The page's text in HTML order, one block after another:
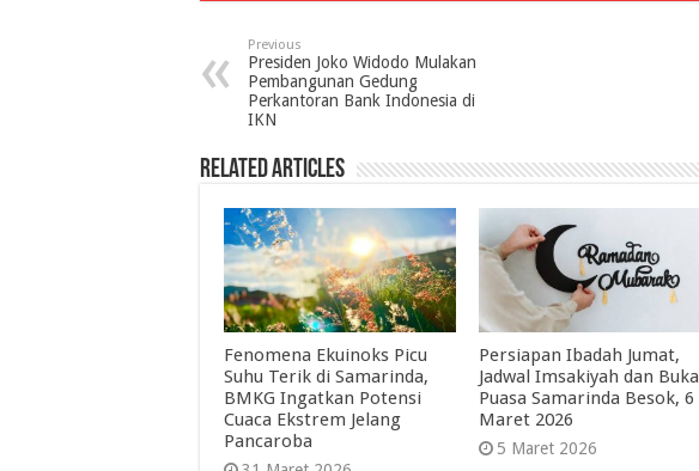
Previous
Presiden Joko Widodo Mulakan
Pembangunan Gedung
Perkantoran Bank Indonesia di
IKN
Related Articles
Fenomena Ekuinoks Picu
Suhu Terik di Samarinda,
BMKG Ingatkan Potensi
Cuaca Ekstrem Jelang
Pancaroba
Persiapan Ibadah Jumat,
Jadwal Imsakiyah dan Buka
Puasa Samarinda Besok, 6
Maret 2026
5 Maret 2026